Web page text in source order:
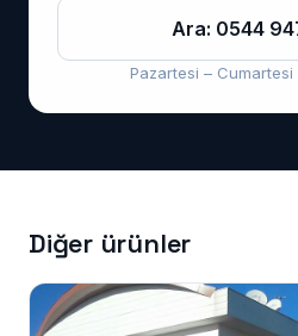
Ara: 0544
Pazartesi – Cumartesi
Diğer ürünler